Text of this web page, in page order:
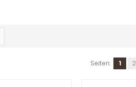
Seiten: 1 2